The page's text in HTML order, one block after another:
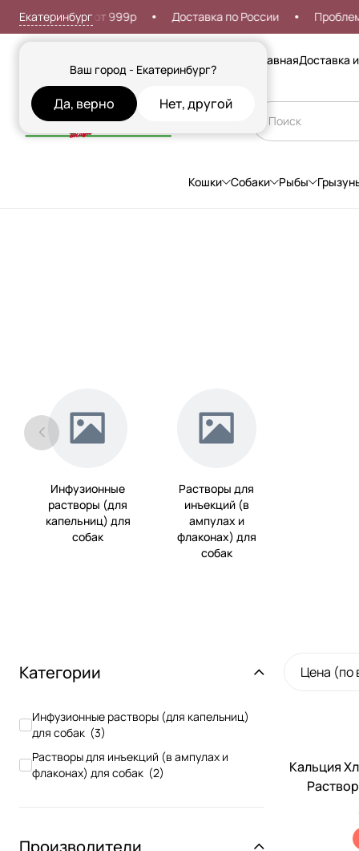
Екатеринбург
Ваш город - Екатеринбург?
Да, верно Нет, другой
доставка от 999р Доставка по России Проблемы со
ГлавнаяДоставка
Кошки Собаки Рыбы
Инфузионные
растворы (для
капельниц) для
собак
Растворы для
инъекций (в
ампулах и
флаконах) для
собак
Категории
Инфузионные растворы (для капельниц)
для собак (3)
Растворы для инъекций (в ампулах и
флаконах) для собак (2)
Производители
Цена (по
Кальция